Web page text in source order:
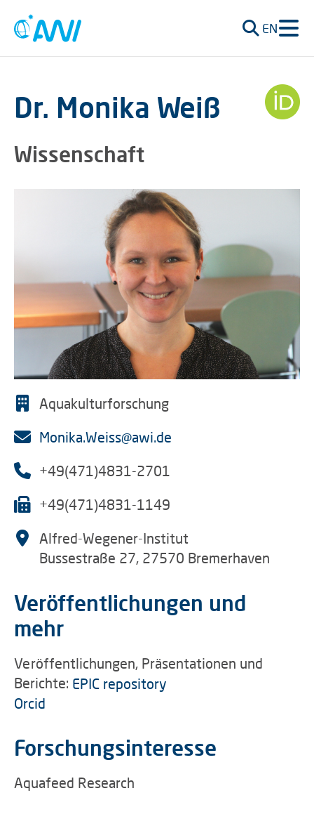
EN
Dr. Monika Weiß
Wissenschaft
Aquakulturforschung
Monika.Weiss@awi.de
+49(471)4831-2701
+49(471)4831-1149
Alfred-Wegener-Institut
Bussestraße 27, 27570 Bremerhaven
Veröffentlichungen und
mehr
Veröffentlichungen, Präsentationen und
Berichte: EPIC repository
Orcid
Forschungsinteresse
Aquafeed Research